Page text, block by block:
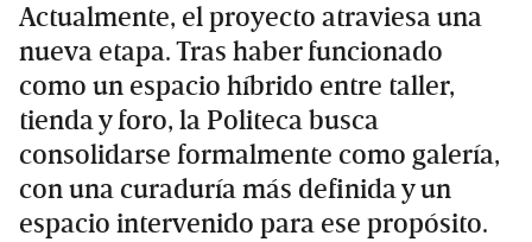
Actualmente, el proyecto atraviesa una
nueva etapa. Tras haber funcionado
como un espacio híbrido entre taller,
tienda y foro, la Politeca busca
consolidarse formalmente como galería,
con una curaduría más definida y un
espacio intervenido para ese propósito.